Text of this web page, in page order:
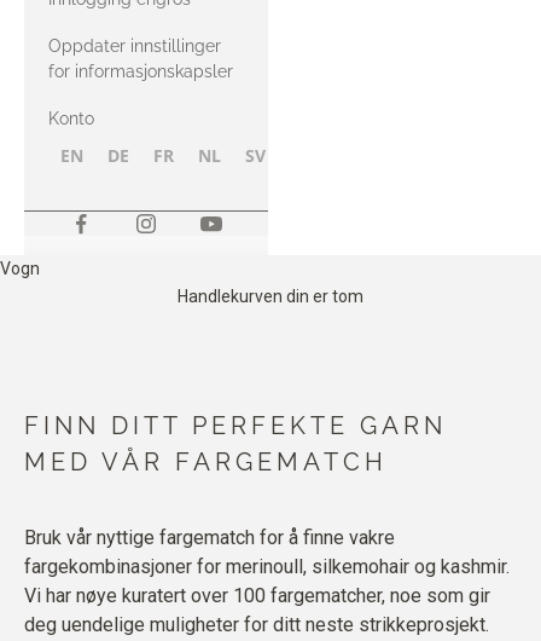
Oppdater innstillinger
for informasjonskapsler
Konto
EN DE FR NL SV
Vogn
Handlekurven din er tom
FINN DITT PERFEKTE GARN
MED VÅR FARGEMATCH
Bruk vår nyttige fargematch for å finne vakre
fargekombinasjoner for merinoull, silkemohair og kashmir.
Vi har nøye kuratert over 100 fargematcher, noe som gir
deg uendelige muligheter for ditt neste strikkeprosjekt.